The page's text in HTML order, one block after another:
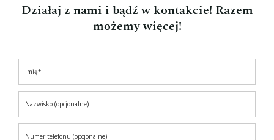
Działaj z nami i bądź w kontakcie! Razem
możemy więcej!